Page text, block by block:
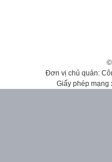
Đơn vị chủ quản:
Giấy phép mạng